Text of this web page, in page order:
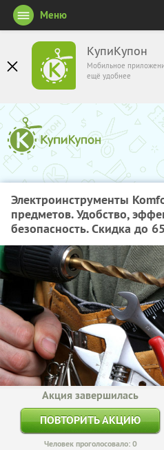
КупиКупон
Мобильное
ещё удобнее
Меню
Электроинструменты
предметов. Удобство,
безопасность. Скидка до
Акция завершилась
ПОВТОРИТЬ АКЦИЮ
Человек проголосовало: 0